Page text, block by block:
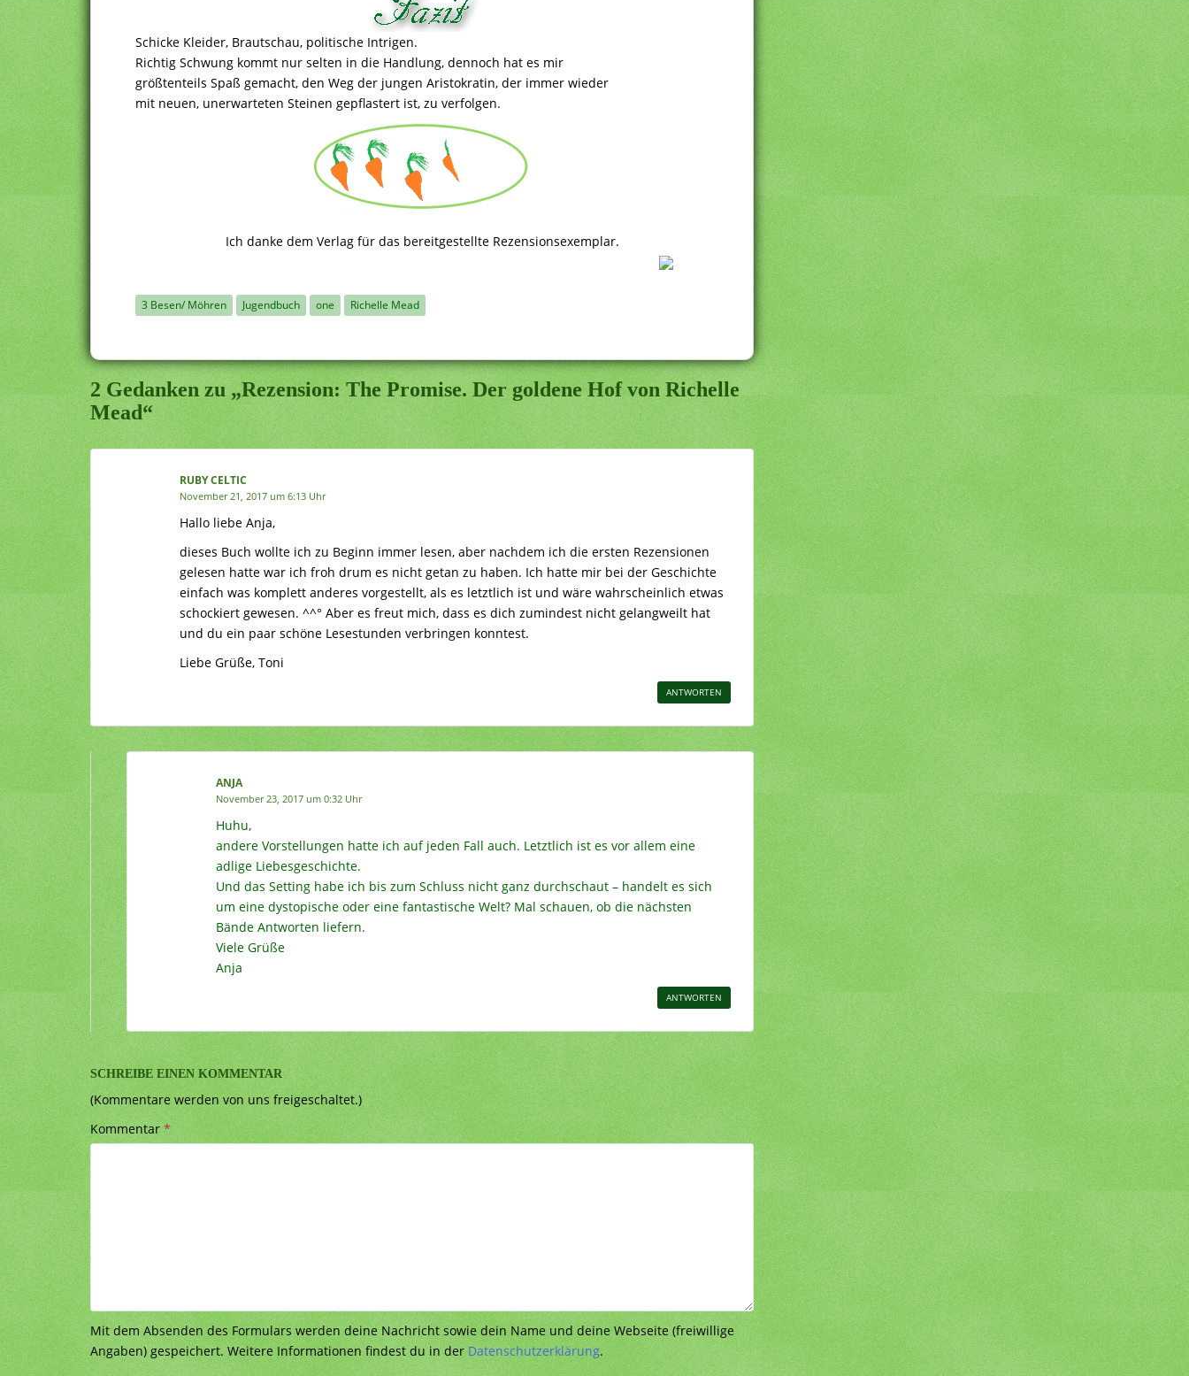
Schicke Kleider, Brautschau, politische Intrigen.
Richtig Schwung kommt nur selten in die Handlung, dennoch hat es mir
größtenteils Spaß gemacht, den Weg der jungen Aristokratin, der immer wieder
mit neuen, unerwarteten Steinen gepflastert ist, zu verfolgen.
Ich danke dem Verlag für das bereitgestellte Rezensionsexemplar.
3 Besen/ Möhren Jugendbuch one Richelle Mead
2 Gedanken zu „Rezension: The Promise. Der goldene Hof von Richelle
Mead“
RUBY CELTIC
November 21, 2017 um 6:13 Uhr
Hallo liebe Anja,
dieses Buch wollte ich zu Beginn immer lesen, aber nachdem ich die ersten Rezensionen
gelesen hatte war ich froh drum es nicht getan zu haben. Ich hatte mir bei der Geschichte
einfach was komplett anderes vorgestellt, als es letztlich ist und wäre wahrscheinlich etwas
schockiert gewesen. ^^° Aber es freut mich, dass es dich zumindest nicht gelangweilt hat
und du ein paar schöne Lesestunden verbringen konntest.
Liebe Grüße, Toni
ANTWORTEN
ANJA
November 23, 2017 um 0:32 Uhr
Huhu,
andere Vorstellungen hatte ich auf jeden Fall auch. Letztlich ist es vor allem eine
adlige Liebesgeschichte.
Und das Setting habe ich bis zum Schluss nicht ganz durchschaut – handelt es sich
um eine dystopische oder eine fantastische Welt? Mal schauen, ob die nächsten
Bände Antworten liefern.
Viele Grüße
Anja
ANTWORTEN
SCHREIBE EINEN KOMMENTAR
(Kommentare werden von uns freigeschaltet.)
Kommentar*
Mit dem Absenden des Formulars werden deine Nachricht sowie dein Name und deine Webseite (freiwillige
Angaben) gespeichert. Weitere Informationen findest du in derDatenschutzerklärung.